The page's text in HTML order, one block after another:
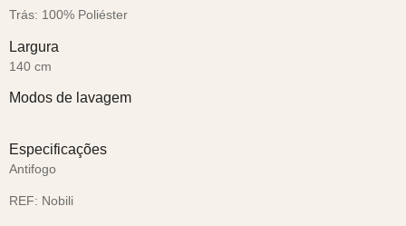
Trás: 100% Poliéster
Largura
140 cm
Modos de lavagem
Especificações
Antifogo
REF: Nobili